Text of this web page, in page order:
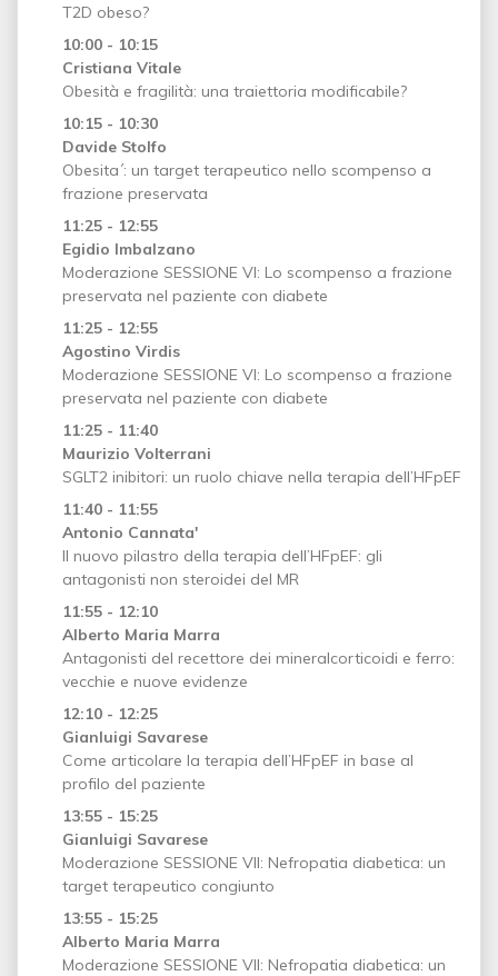
T2D obeso?
10:00 - 10:15
Cristiana Vitale
Obesità e fragilità: una traiettoria modificabile?
10:15 - 10:30
Davide Stolfo
Obesita´: un target terapeutico nello scompenso a
frazione preservata
11:25 - 12:55
Egidio Imbalzano
Moderazione SESSIONE VI: Lo scompenso a frazione
preservata nel paziente con diabete
11:25 - 12:55
Agostino Virdis
Moderazione SESSIONE VI: Lo scompenso a frazione
preservata nel paziente con diabete
11:25 - 11:40
Maurizio Volterrani
SGLT2 inibitori: un ruolo chiave nella terapia dell’HFpEF
11:40 - 11:55
Antonio Cannata'
Il nuovo pilastro della terapia dell’HFpEF: gli
antagonisti non steroidei del MR
11:55 - 12:10
Alberto Maria Marra
Antagonisti del recettore dei mineralcorticoidi e ferro:
vecchie e nuove evidenze
12:10 - 12:25
Gianluigi Savarese
Come articolare la terapia dell’HFpEF in base al
profilo del paziente
13:55 - 15:25
Gianluigi Savarese
Moderazione SESSIONE VII: Nefropatia diabetica: un
target terapeutico congiunto
13:55 - 15:25
Alberto Maria Marra
Moderazione SESSIONE VII: Nefropatia diabetica: un